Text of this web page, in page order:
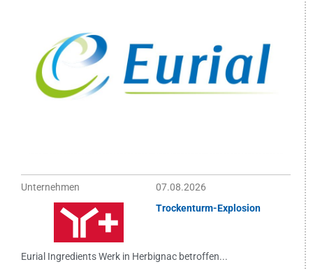
Unternehmen
07.08.2026
Trockenturm-Explosion
Eurial Ingredients Werk in Herbignac betroffen...